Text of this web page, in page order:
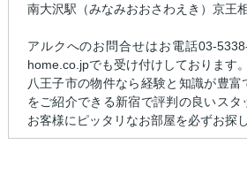
南大沢駅（みなみおおさわえき）京王
アルクへのお問合せはお電話03-
home.co.jpでも受け付けしております。
八王子市の物件なら経験と知識が豊
をご紹介できる新宿で評判の良いスタ
お客様にピッタリなお部屋を必ずお探